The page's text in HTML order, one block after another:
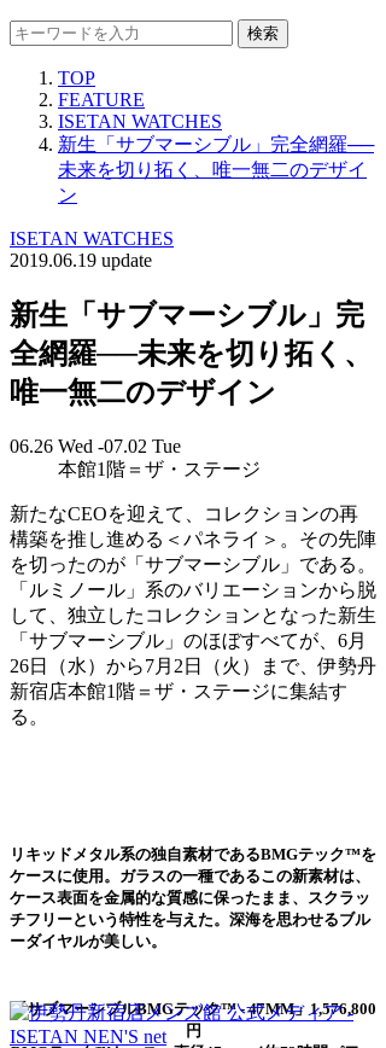
検索
TOP
FEATURE
ISETAN WATCHES
新生「サブマーシブル」完全網羅──
未来を切り拓く、唯一無二のデザイ
ン
ISETAN WATCHES
2019.06.19 update
新生「サブマーシブル」完
全網羅──未来を切り拓く、
唯一無二のデザイン
06.26 Wed -07.02 Tue
本館1階＝ザ・ステージ
新たなCEOを迎えて、コレクションの再
構築を推し進める＜パネライ＞。その先陣
を切ったのが「サブマーシブル」である。
「ルミノール」系のバリエーションから脱
して、独立したコレクションとなった新生
「サブマーシブル」のほぼすべてが、6月
26日（水）から7月2日（火）まで、伊勢丹
新宿店本館1階＝ザ・ステージに集結す
る。
リキッドメタル系の独自素材であるBMGテック™を
ケースに使用。ガラスの一種であるこの新素材は、
ケース表面を金属的な質感に保ったまま、スクラッ
チフリーという特性を与えた。深海を思わせるブル
ーダイヤルが美しい。
「サブマーシブルBMGテック™ - 47MM」1,576,800
円